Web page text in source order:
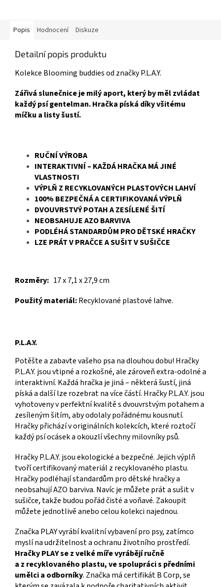
Popis Hodnocení Diskuze
Detailní popis produktu
Kolekce Blooming buddies od značky P.L.A.Y.
Zářivá slunečnice je milý aport, který by měl zvládat
každý psí gentelman. Hračka píská díky všitému
míčku a listy šustí.
RUČNÍ VÝROBA
INTERAKTIVNÍ – KAŽDÁ HRAČKA MÁ JINÉ
VLASTNOSTI
VÝPLŇ Z RECYKLOVANÝCH PLASTOVÝCH LAHVÍ
100% BEZPEČNÁ A CERTIFIKOVANÁ VÝPLŇ
DVOUVRSTVÝ POTAH A ZESÍLENÉ ŠITÍ
NEOBSAHUJE AZO BARVIVA
PODLÉHÁ STANDARDŮM PRO DĚTSKÉ HRAČKY
LZE PRÁT V PRAČCE A SUŠIT V SUŠIČCE
Rozměry: 17 x 7,1 x 27,9 cm
Použitý materiál:Recyklované plastové lahve.
P.L.A.Y.
Potěšte a zabavte vašeho psa na dlouhou dobu! Hračky
P.L.A.Y. jsou vtipné a rozkošné, ale zároveň extra-odolné a
interaktivní. Každá hračka je jiná – některá šustí, jiná
píská a další lze rozebrat na více částí. Hračky P.L.A.Y. jsou
vyhotoveny v perfektní kvalitě s dvouvrstvým potahem a
zesíleným šitím, aby odolaly pořádnému kousnutí.
Hračky přichází v originálních kolekcích, které roztočí
každý psí ocásek a okouzlí všechny milovníky psů.
Hračky P.L.A.Y. jsou ekologické a bezpečné. Jejich výplň
tvoří certifikovaný materiál z recyklovaného plastu.
Hračky podléhají standardům pro dětské hračky a
neobsahují AZO barviva. Navíc je můžete prát a sušit v
sušičce, takže budou pořád čisté a voňavé. Zakoupit
můžete jednotlivě anebo celou kolekci najednou.
Značka PLAY vyrábí kvalitní vybavení pro psy, zatímco
myslí na udržitelnost a ochranu životního prostředí.
Hračky PLAY se z velké míře vyrábějí ručně
a z recyklovaného plastu, ve spolupráci s předními
umělci a odborníky. Značka má certifikát B Corp, se